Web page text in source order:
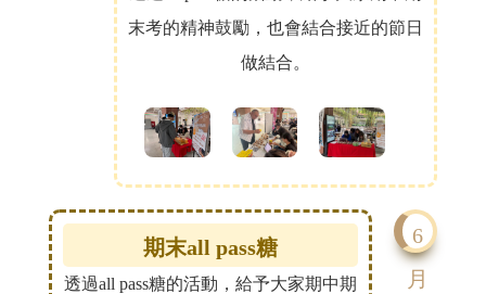
末考的精神鼓勵，也會結合接近的節日
做結合。
期末all pass糖
透過all pass糖的活動，給予大家期中期
6
月